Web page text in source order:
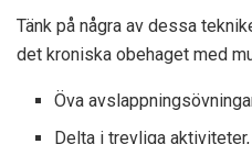
Tänk på några av dessa
det kroniska obehaget med
Öva
Delta i trevliga